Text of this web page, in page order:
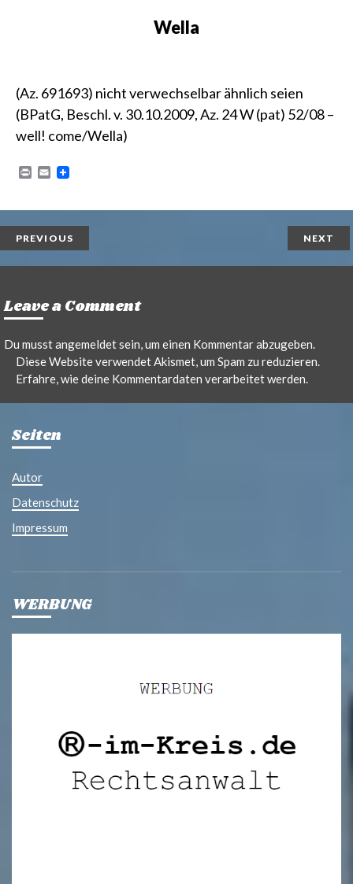
Wella
(Az. 691693) nicht verwechselbar ähnlich seien
(BPatG, Beschl. v. 30.10.2009, Az. 24 W (pat) 52/08 –
well! come/Wella)
P
n
t
E
i
l
PREVIOUS NEXT
Leave a Comment
Du musstangemeldetsein, um einen Kommentar abzugeben.
Diese Website verwendet Akismet, um Spam zu reduzieren.
Erfahre, wie deine Kommentardaten verarbeitet werden.
Seiten
Autor
Datenschutz
Impressum
WERBUNG